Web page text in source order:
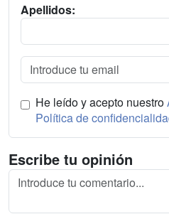
Apellidos:
He leído y acepto nuestro
Política de
Escribe tu opinión